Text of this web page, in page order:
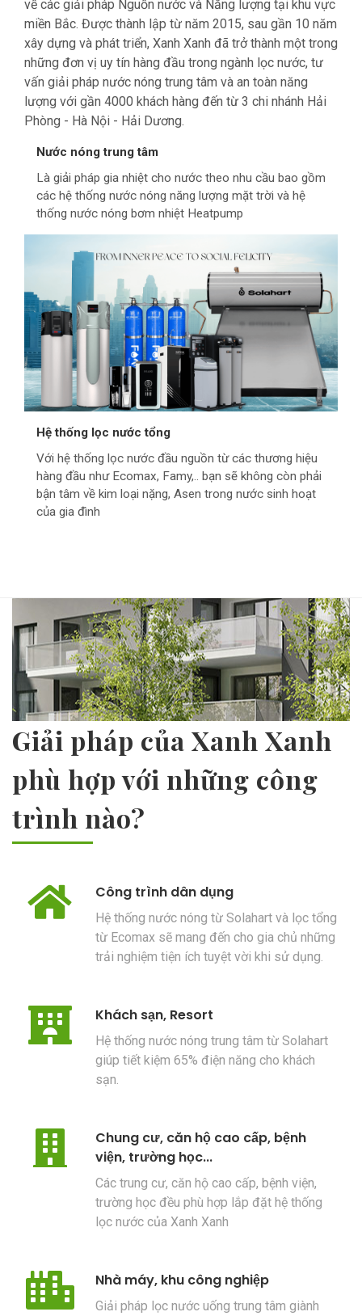
về các giải pháp Nguồn nước và Năng lượng tại khu vực
miền Bắc. Được thành lập từ năm 2015, sau gần 10 năm
xây dựng và phát triển, Xanh Xanh đã trở thành một trong
những đơn vị uy tín hàng đầu trong ngành lọc nước, tư
vấn giải pháp nước nóng trung tâm và an toàn năng
lượng với gần 4000 khách hàng đến từ 3 chi nhánh Hải
Phòng - Hà Nội - Hải Dương.
Nước nóng trung tâm
Là giải pháp gia nhiệt cho nước theo nhu cầu bao gồm
các hệ thống nước nóng năng lượng mặt trời và hệ
thống nước nóng bơm nhiệt Heatpump
Hệ thống lọc nước tổng
Với hệ thống lọc nước đầu nguồn từ các thương hiệu
hàng đầu như Ecomax, Famy,.. bạn sẽ không còn phải
bận tâm về kim loại nặng, Asen trong nước sinh hoạt
của gia đình
Giải pháp của Xanh Xanh
phù hợp với những công
trình nào?
Công trình dân dụng
Hệ thống nước nóng từ Solahart và lọc tổng
từ Ecomax sẽ mang đến cho gia chủ những
trải nghiệm tiện ích tuyệt vời khi sử dụng.
Khách sạn, Resort
Hệ thống nước nóng trung tâm từ Solahart
giúp tiết kiệm 65% điện năng cho khách
sạn.
Chung cư, căn hộ cao cấp, bệnh
viện, trường học...
Các trung cư, căn hộ cao cấp, bệnh viện,
trường học đều phù hợp lắp đặt hệ thống
lọc nước của Xanh Xanh
Nhà máy, khu công nghiệp
Giải pháp lọc nước uống trung tâm giành